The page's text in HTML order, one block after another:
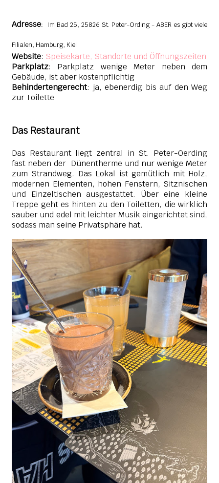
Adresse: Im Bad 25, 25826 St. Peter-Ording - ABER es gibt viele
Filialen, Hamburg, Kiel
Website: Speisekarte, Standorte und Öffnungszeiten
Parkplatz: Parkplatz wenige Meter neben dem
Gebäude, ist aber kostenpflichtig
Behindertengerecht: ja, ebenerdig bis auf den Weg
zur Toilette
Das Restaurant
Das Restaurant liegt zentral in St. Peter-Oerding
fast neben der Dünentherme und nur wenige Meter
zum Strandweg. Das Lokal ist gemütlich mit Holz,
modernen Elementen, hohen Fenstern, Sitznischen
und Einzeltischen ausgestattet. Über eine kleine
Treppe geht es hinten zu den Toiletten, die wirklich
sauber und edel mit leichter Musik eingerichtet sind,
sodass man seine Privatsphäre hat.